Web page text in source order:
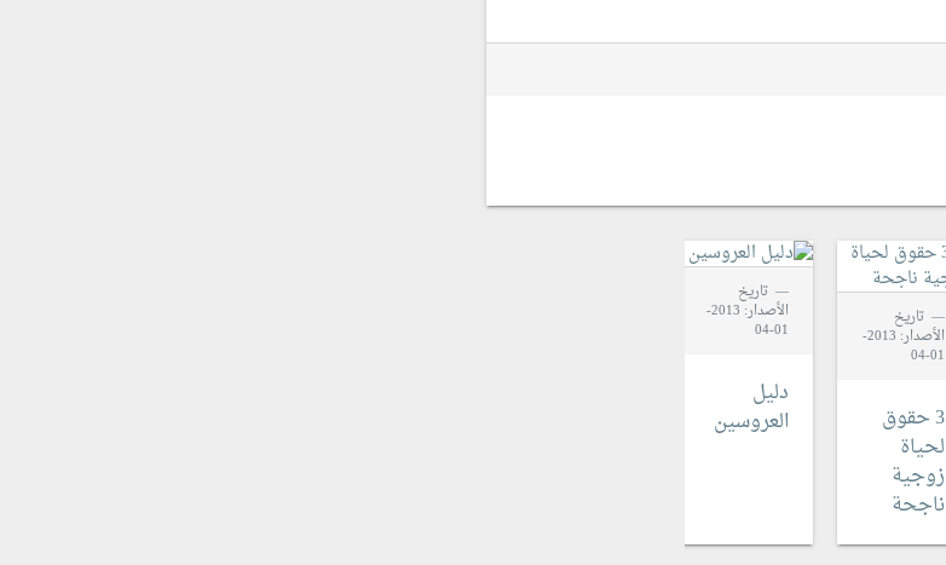
تاريخ
الأصدار: 2013-
01-04
3 حقوق
لحياة
زوجية
ناجحة
تاريخ
الأصدار: 2013-
01-04
دليل
العروسين